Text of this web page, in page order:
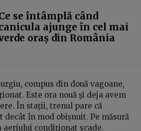
se întâmplă când
ajunge în cel mai
oraș din România
compus din două vagoane,
Este ora nouă și deja avem
În stații, trenul pare că
decât în mod obișnuit. Pe măsură
aeriului condiționat scade.